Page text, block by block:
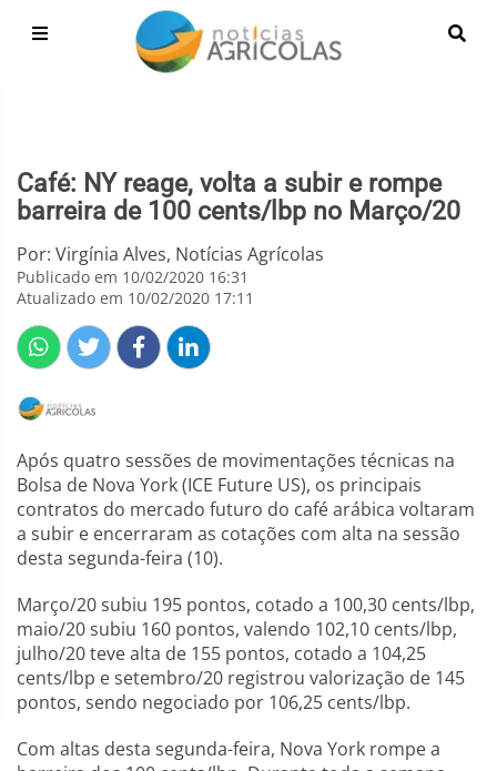
Café: NY reage, volta a subir e rompe
barreira de 100 cents/lbp no Março/20
Por: Virgínia Alves, Notícias Agrícolas
Publicado em 10/02/2020 16:31
Atualizado em 10/02/2020 17:11
Após quatro sessões de movimentações técnicas na
Bolsa de Nova York (ICE Future US), os principais
contratos do mercado futuro do café arábica voltaram
a subir e encerraram as cotações com alta na sessão
desta segunda-feira (10).
Março/20 subiu 195 pontos, cotado a 100,30 cents/lbp,
maio/20 subiu 160 pontos, valendo 102,10 cents/lbp,
julho/20 teve alta de 155 pontos, cotado a 104,25
cents/lbp e setembro/20 registrou valorização de 145
pontos, sendo negociado por 106,25 cents/lbp.
Com altas desta segunda-feira, Nova York rompe a